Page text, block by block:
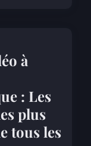
à
: Les
plus
tous les